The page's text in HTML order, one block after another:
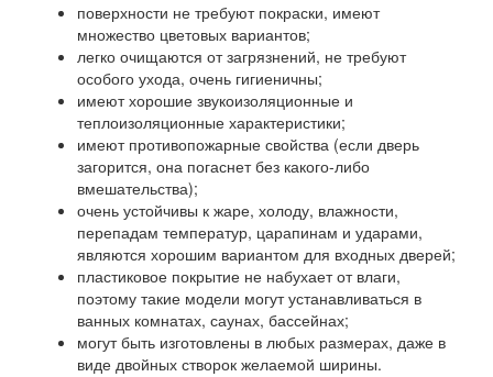
поверхности не требуют покраски, имеют
множество цветовых вариантов;
легко очищаются от загрязнений, не требуют
особого ухода, очень гигиеничны;
имеют хорошие звукоизоляционные и
теплоизоляционные характеристики;
имеют противопожарные свойства (если дверь
загорится, она погаснет без какого-либо
вмешательства);
очень устойчивы к жаре, холоду, влажности,
перепадам температур, царапинам и ударами,
являются хорошим вариантом для входных дверей;
пластиковое покрытие не набухает от влаги,
поэтому такие модели могут устанавливаться в
ванных комнатах, саунах, бассейнах;
могут быть изготовлены в любых размерах, даже в
виде двойных створок желаемой ширины.